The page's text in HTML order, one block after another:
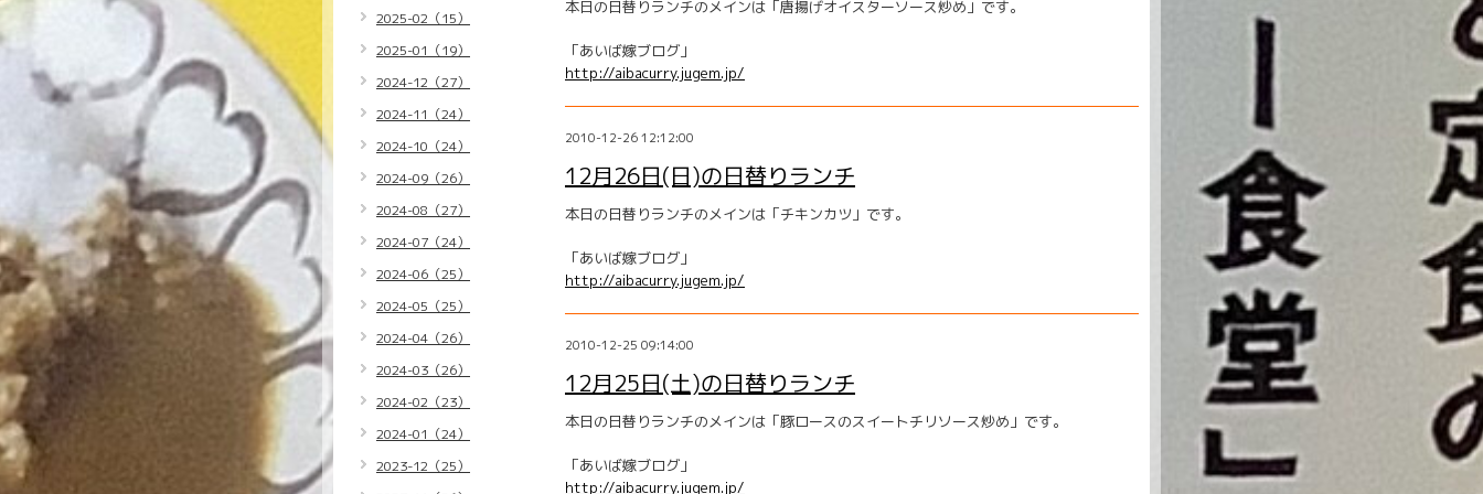
本日の日替りランチのメインは「唐揚げオイスターソース炒め」です。
「あいば嫁ブログ」
http://aibacurry.jugem.jp/
2010-12-26 12:12:00
12月26日(日)の日替りランチ
本日の日替りランチのメインは「チキンカツ」です。
「あいば嫁ブログ」
http://aibacurry.jugem.jp/
2010-12-25 09:14:00
12月25日(土)の日替りランチ
本日の日替りランチのメインは「豚ロースのスイートチリソース炒め」です。
「あいば嫁ブログ」
http://aibacurry.jugem.jp/
2025-02（15）
2025-01（19）
2024-12（27）
2024-11（24）
2024-10（24）
2024-09（26）
2024-08（27）
2024-07（24）
2024-06（25）
2024-05（25）
2024-04（26）
2024-03（26）
2024-02（23）
2024-01（24）
2023-12（25）